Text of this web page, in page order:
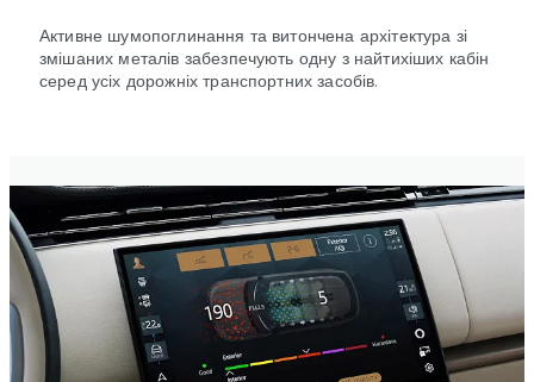
Активне шумопоглинання та витончена архітектура зі
змішаних металів забезпечують одну з найтихіших кабін
серед усіх дорожніх транспортних засобів.